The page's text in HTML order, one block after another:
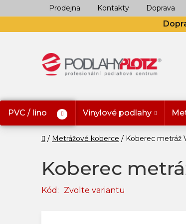
na
Prodejna Kontakty Doprava
PVC / lino Vinylové podlahy
Domů
Metrážové koberce Koberec metráž
Koberec
Kód: Zvolte variantu